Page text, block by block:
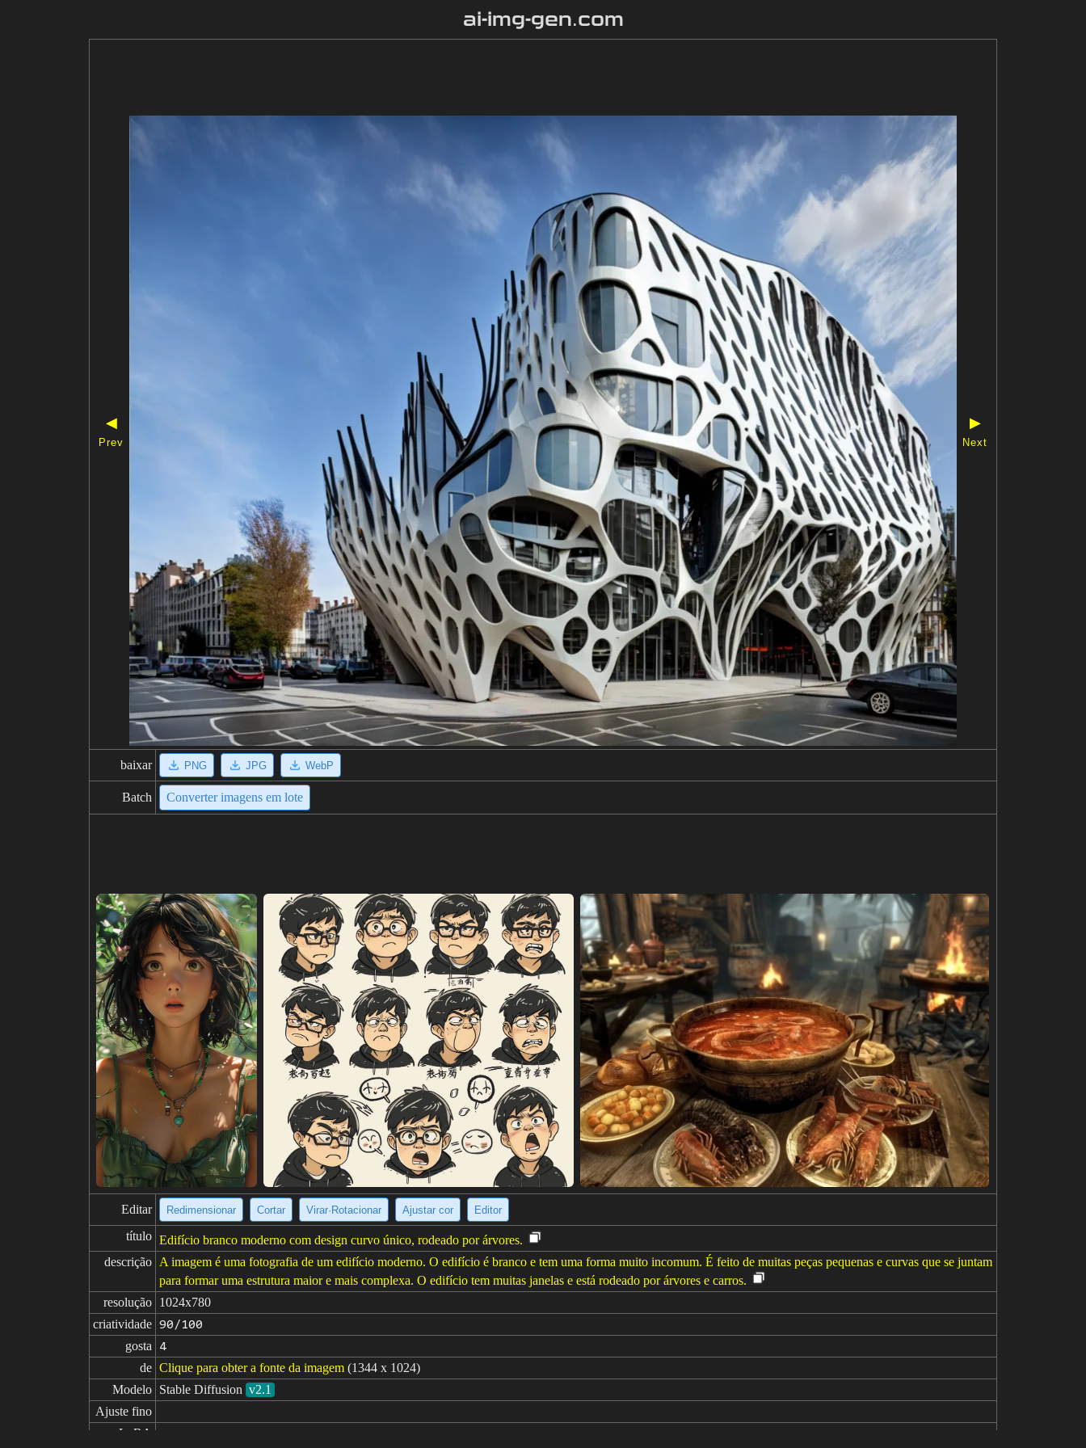
ai-img-gen.com
◀
Prev
▶
Next
baixar PNG JPG WebP
Batch Converter imagens em lote
Editar Redimensionar Cortar Virar·Rotacionar Ajustar cor Editor
título Edifício branco moderno com design curvo único, rodeado por árvores.
descrição A imagem é uma fotografia de um edifício moderno. O edifício é branco e tem uma forma muito incomum. É feito de muitas peças pequenas e curvas que se juntam
para formar uma estrutura maior e mais complexa. O edifício tem muitas janelas e está rodeado por árvores e carros.
resolução 1024x780
criatividade 90/100
gosta 4
de Clique para obter a fonte da imagem (1344 x 1024)
Modelo Stable Diffusion v2.1
Ajuste fino
LoRA